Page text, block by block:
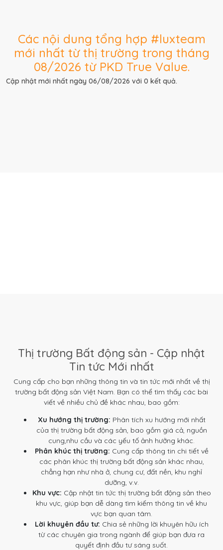
Các nội dung tổng hợp #luxteam
mới nhất từ thị trường trong tháng
08/2026 từ PKD True Value.
Cập nhật mới nhất ngày 06/08/2026 với 0 kết quả.
Thị trường Bất động sản - Cập nhật
Tin tức Mới nhất
Cung cấp cho bạn những thông tin và tin tức mới nhất về thị
trường bất động sản Việt Nam. Bạn có thể tìm thấy các bài
viết về nhiều chủ đề khác nhau, bao gồm:
Xu hướng thị trường: Phân tích xu hướng mới nhất
của thị trường bất động sản, bao gồm giá cả, nguồn
cung,nhu cầu và các yếu tố ảnh hưởng khác.
Phân khúc thị trường: Cung cấp thông tin chi tiết về
các phân khúc thị trường bất động sản khác nhau,
chẳng hạn như nhà ở, chung cư, đất nền, khu nghỉ
dưỡng, v.v.
Khu vực: Cập nhật tin tức thị trường bất động sản theo
khu vực, giúp bạn dễ dàng tìm kiếm thông tin về khu
vực bạn quan tâm.
Lời khuyên đầu tư: Chia sẻ những lời khuyên hữu ích
từ các chuyên gia trong ngành để giúp bạn đưa ra
quyết định đầu tư sáng suốt.